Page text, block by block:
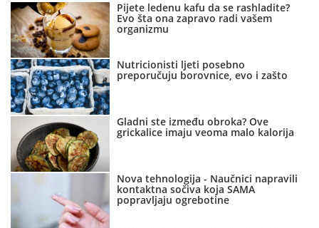
Pijete ledenu kafu da se rashladite?
Evo šta ona zapravo radi vašem
organizmu
Nutricionisti ljeti posebno
preporučuju borovnice, evo i zašto
Gladni ste između obroka? Ove
grickalice imaju veoma malo kalorija
Nova tehnologija - Naučnici napravili
kontaktna sočiva koja SAMA
popravljaju ogrebotine